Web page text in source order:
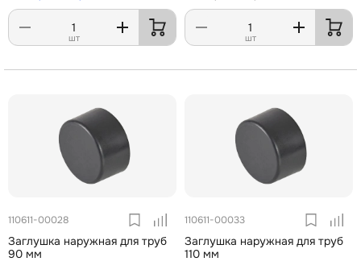
шт шт
110611-00028
Заглушка наружная для труб
90 мм
110611-00033
Заглушка наружная для труб
110 мм